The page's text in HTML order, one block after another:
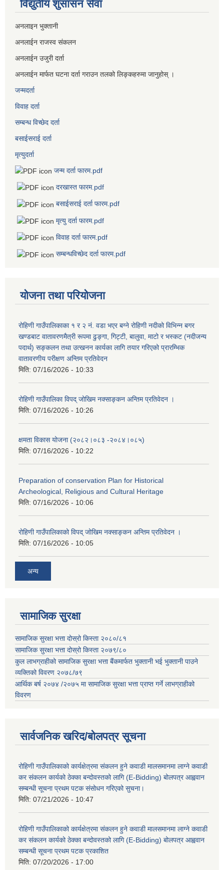
विद्युतीय शुसासन सेवा
अनलाइन भुक्तानी
अनलाईन राजस्व संकलन
अनलाईन उजुरी दर्ता
अनलाईन मार्फत घटना दर्ता गराउन तलको लिङ्कहरुमा जानुहोस् ।
जन्मदर्ता
विवाह दर्ता
सम्बन्ध विच्छेद दर्ता
बसाईसराई दर्ता
मृत्युदर्ता
जन्म दर्ता फारम.pdf
दरखास्त फारम.pdf
बसाईसराई दर्ता फारम.pdf
मृत्यु दर्ता फारम.pdf
विवाह दर्ता फारम.pdf
सम्बन्धविच्छेद दर्ता फारम.pdf
योजना तथा परियोजना
रोहिणी गाउँपालिकाका १ र २ नं. वडा भएर बग्ने रोहिणी नदीको विभिन्न बगर
खण्डबाट वातावरणमैत्री रूपमा ढुङ्गा, गिट्टी, बालुवा, माटो र भस्कट (नदीजन्य
पदार्थ) सङ्कलन तथा उत्खनन कार्यका लागि तयार गरिएको प्रारम्भिक
वातावरणीय परीक्षण अन्तिम प्रतिवेदन
मिति: 07/16/2026 - 10:33
रोहिणी गाउँपालिका विपद् जोखिम नक्साङ्कन अन्तिम प्रतिवेदन ।
मिति: 07/16/2026 - 10:26
क्षमता विकास योजना (२०८२।०८३‍ -२०८४।०८५)
मिति: 07/16/2026 - 10:22
Preparation of conservation Plan for Historical
Archeological, Religious and Cultural Heritage
मिति: 07/16/2026 - 10:06
रोहिणी गाउँपालिकाको विपद् जोखिम नक्साङ्कन अन्तिम प्रतिवेदन ।
मिति: 07/16/2026 - 10:05
अन्य
सामाजिक सुरक्षा
सामाजिक सुरक्षा भत्ता दोस्रो किस्ता २०८०/८१
सामाजिक सुरक्षा भत्ता दोस्रो किस्ता २०७९/८०
कुल लाभग्राहीको सामाजिक सुरक्षा भत्ता बैंकमार्फत भुक्तानी भई भुक्तानी पाउने
व्यक्तिको विवरण २०७८/७९
आर्थिक बर्ष २०७४ /२०७५ मा सामाजिक सुरक्षा भत्ता प्राप्त गर्ने लाभग्राहीको
विवरण
सार्वजनिक खरिद/बोलपत्र सूचना
रोहिणी गाउँपालिकाको कार्यक्षेत्रमा संकलन हुने कवाडी मालसमानमा लाग्ने कवाडी
कर संकलन कार्यको ठेक्का बन्दोवस्तको लागि (E-Bidding) बोलपत्र आह्ववान
सम्बन्धी सूचना प्रथम पटक संसोधन गरिएको सुचना।
मिति: 07/21/2026 - 10:47
रोहिणी गाउँपालिकाको कार्यक्षेत्रमा संकलन हुने कवाडी मालसमानमा लाग्ने कवाडी
कर संकलन कार्यको ठेक्का बन्दोवस्तको लागि (E-Bidding) बोलपत्र आह्ववान
सम्बन्धी सूचना प्रथम पटक प्रकाशित
मिति: 07/20/2026 - 17:00